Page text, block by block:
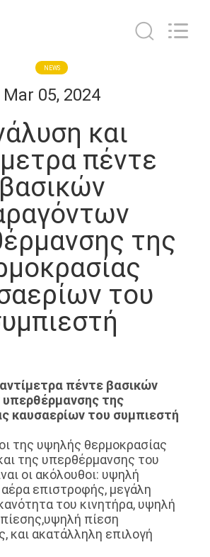
NEWS
Mar 05, 2024
και
πέντε
βασικών
της
του
πέντε βασικών
της
καυσαερίων του συμπιεστή
της υψηλής θερμοκρασίας
της υπερθέρμανσης του
οι ακόλουθοι: υψηλή
επιστροφής, μεγάλη
του κινητήρα, υψηλή
πίεση
και ακατάλληλη επιλογή